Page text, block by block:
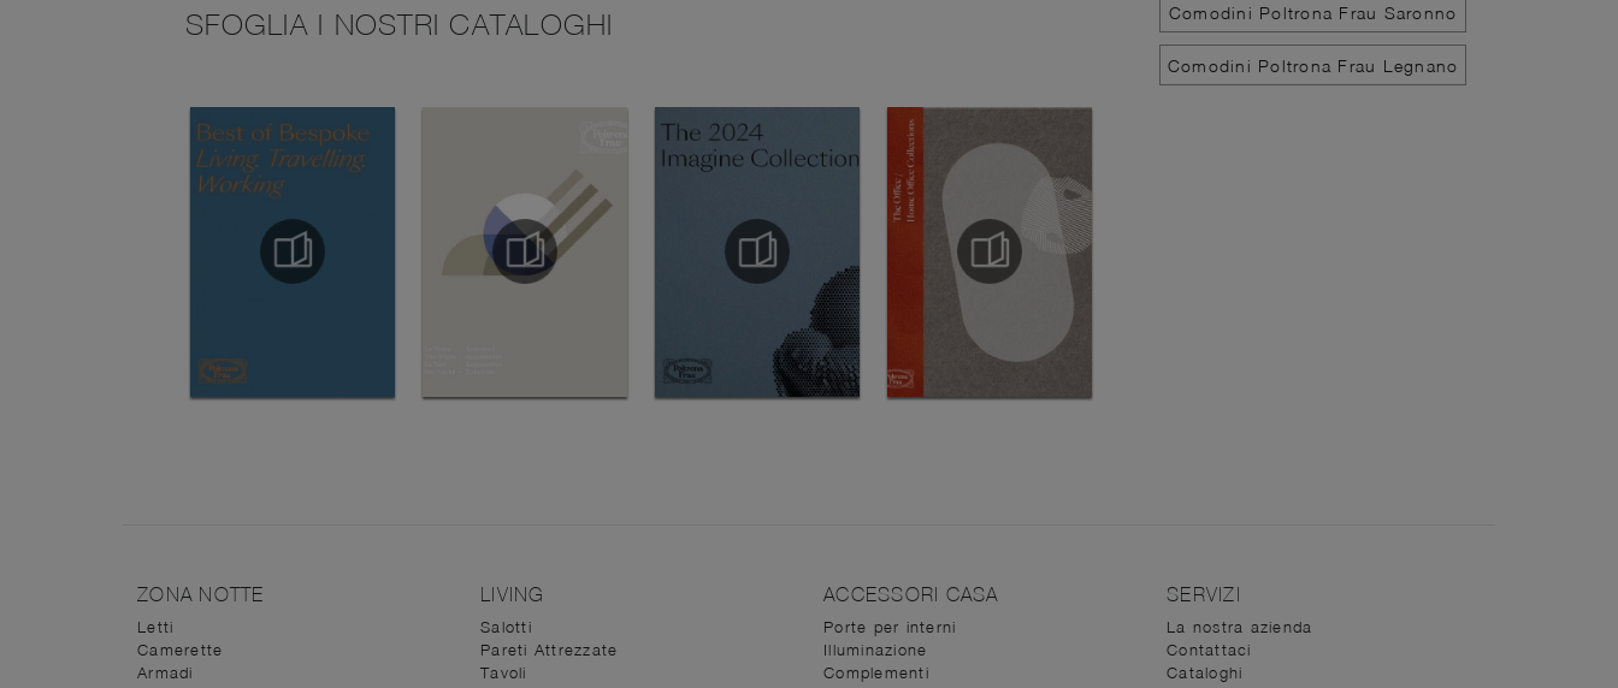
SFOGLIA I NOSTRI CATALOGHI Comodini Poltrona Frau Saronno
Comodini Poltrona Frau Legnano
ZONA NOTTE
Letti
Camerette
Armadi
LIVING
Salotti
Pareti Attrezzate
Tavoli
ACCESSORI CASA
Porte per interni
Illuminazione
Complementi
SERVIZI
La nostra azienda
Contattaci
Cataloghi